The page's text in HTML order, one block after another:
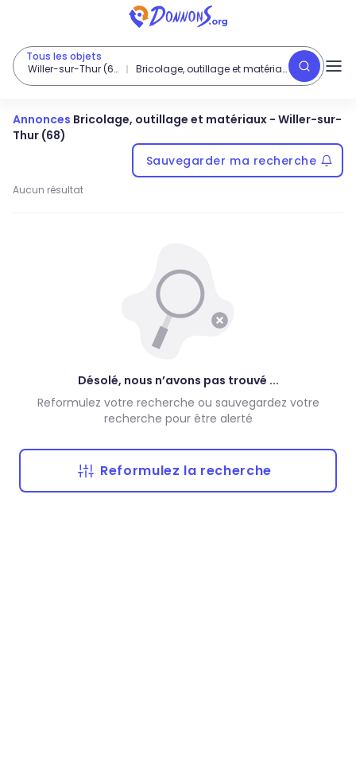
Tous les objets
Willer-sur-Thur (68)
Bricolage, outillage et matériaux
Annonces Bricolage, outillage et matériaux - Willer-sur-
Thur (68)
Sauvegarder ma recherche
Aucun résultat
Désolé, nous n’avons pas trouvé ...
Reformulez votre recherche ou sauvegardez votre
recherche pour être alerté
Reformulez la recherche